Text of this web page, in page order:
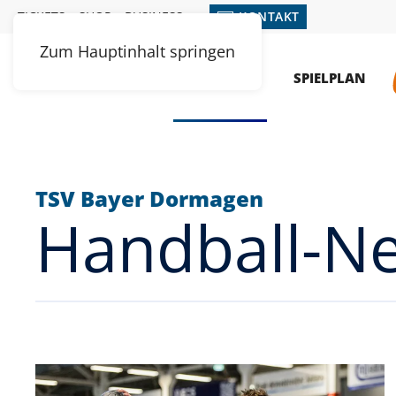
Zum Hauptinhalt springen
TICKETS SHOP BUSINESS KONTAKT
SPIELPLAN
TSV Bayer Dormagen
Handball-